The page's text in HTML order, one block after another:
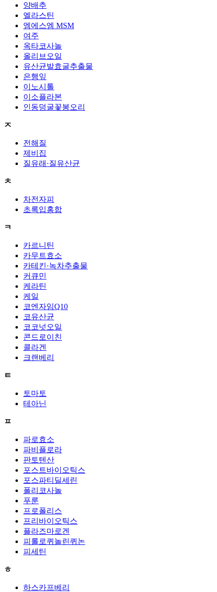
양배추
엘라스틴
엠에스엠 MSM
여주
옥타코사놀
올리브오일
유산균발효굴추출물
은행잎
이노시톨
이소플라본
인동덩굴꽃봉오리
ㅈ
전해질
제비집
질유래·질유산균
ㅊ
차전자피
초록입홍합
ㅋ
카르니틴
카무트효소
카테킨·녹차추출물
커큐민
케라틴
케일
코엔자임Q10
코유산균
코코넛오일
콘드로이친
콜라겐
크랜베리
ㅌ
토마토
테아닌
ㅍ
파로효소
파비플로라
판토텐산
포스트바이오틱스
포스파티딜세린
폴리코사놀
푸룬
프로폴리스
프리바이오틱스
플라즈마로겐
피롤로퀴놀린퀴논
피세틴
ㅎ
하스카프베리